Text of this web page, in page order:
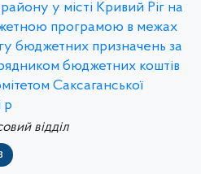
у місті Кривий Ріг на
програмою в межах
бюджетних призначень за
бюджетних коштів
Саксаганської
р
відділ